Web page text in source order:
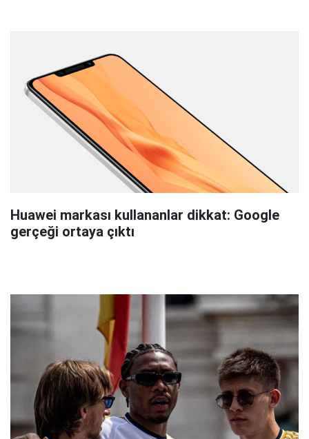
Huawei markası kullananlar dikkat: Google
gerçeği ortaya çıktı